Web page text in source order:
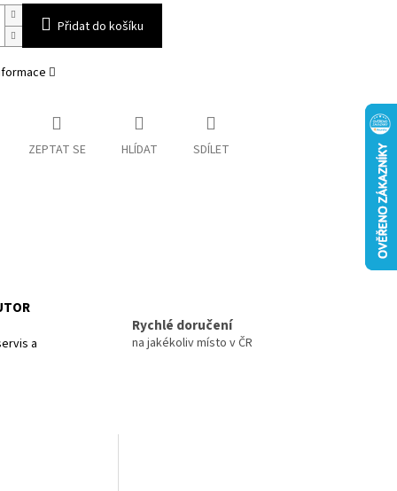
Přidat do košíku
ZEPTAT SE HLÍDAT SDÍLET
a
Rychlé doručení
na jakékoliv místo v ČR